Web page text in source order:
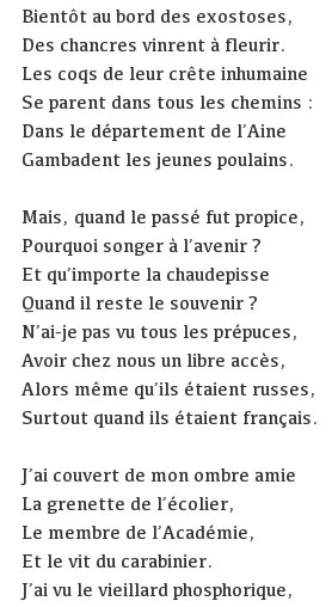
Bientôt au bord des exostoses,
Des chancres vinrent à fleurir.
Les coqs de leur crête inhumaine
Se parent dans tous les chemins :
Dans le département de l’Aine
Gambadent les jeunes poulains.
Mais, quand le passé fut propice,
Pourquoi songer à l’avenir ?
Et qu’importe la chaudepisse
Quand il reste le souvenir ?
N’ai-je pas vu tous les prépuces,
Avoir chez nous un libre accès,
Alors même qu’ils étaient russes,
Surtout quand ils étaient français.
J’ai couvert de mon ombre amie
La grenette de l’écolier,
Le membre de l’Académie,
Et le vit du carabinier.
J’ai vu le vieillard phosphorique,